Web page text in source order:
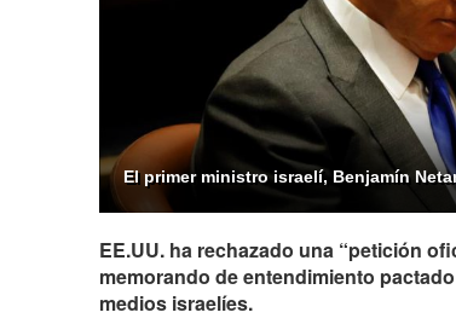
El primer ministro israelí, Benjamín
EE.UU. ha rechazado una “petición
memorando de entendimiento
medios israelíes.